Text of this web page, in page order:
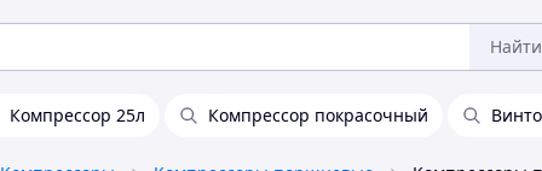
Найти
Компрессор 25л Компрессор покрасочный